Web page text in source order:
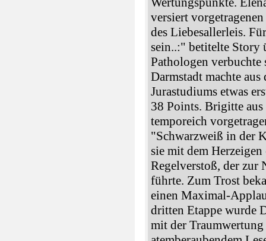
versiert
des Liebesallerleis.
sein..:" betitelte Story
Pathologen verbuchte
Darmstadt machte
Jurastudiums etwas
38 Points. Brigitte
temporeich
"Schwarzweiß in der
sie mit dem
Regelverstoß, der zur
führte. Zum Trost
einen Maximal-
dritten Etappe wurde
mit der